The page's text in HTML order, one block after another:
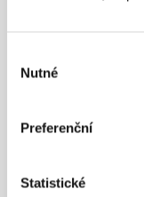
souhlasu
Nutné
Preferenční
Statistické
Režie: Federica
Režie: György